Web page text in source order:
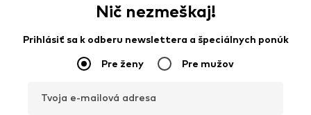
Nič nezmeškaj!
Prihlásiť sa k odberu newslettera a špeciálnych ponúk
Pre ženy Pre mužov
Tvoja e-mailová adresa